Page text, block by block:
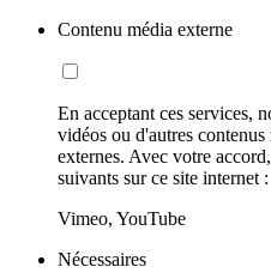
Contenu média externe
En acceptant ces services,
vidéos ou d'autres
externes. Avec votre
suivants sur ce site internet :
Vimeo, YouTube
Nécessaires